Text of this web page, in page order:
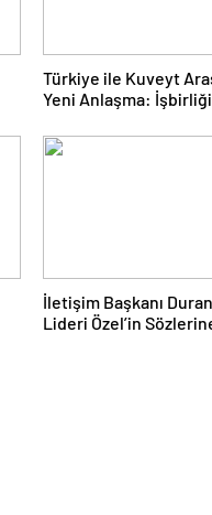
Türkiye ile Kuveyt
Yeni Anlaşma:
İletişim Başkanı
Lideri Özel’in